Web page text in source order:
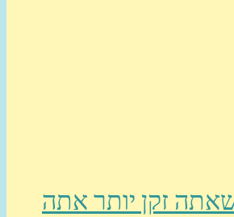
זקן יותר אתה